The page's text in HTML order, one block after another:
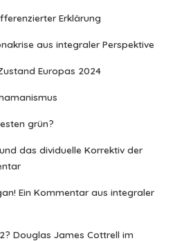
Erklärung
aus integraler Perspektive
Europas 2024
grün?
das dividuelle Korrektiv der
Ein Kommentar aus integraler
Douglas James Cottrell im